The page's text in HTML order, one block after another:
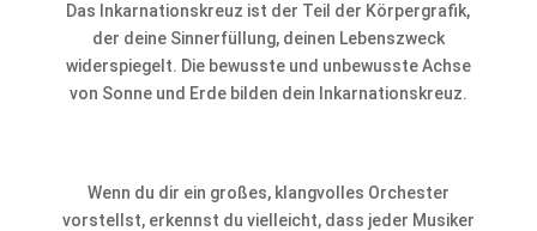
Das Inkarnationskreuz ist der Teil der Körpergrafik,
der deine Sinnerfüllung, deinen Lebenszweck
widerspiegelt. Die bewusste und unbewusste Achse
von Sonne und Erde bilden dein Inkarnationskreuz.
Wenn du dir ein großes, klangvolles Orchester
vorstellst, erkennst du vielleicht, dass jeder Musiker